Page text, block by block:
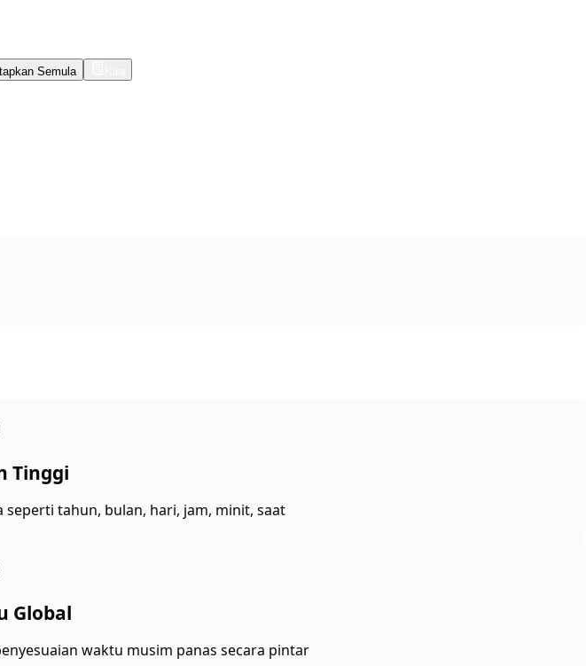
Semula
Tinggi
tahun, bulan, hari, jam, minit, saat
Global
waktu musim panas secara pintar